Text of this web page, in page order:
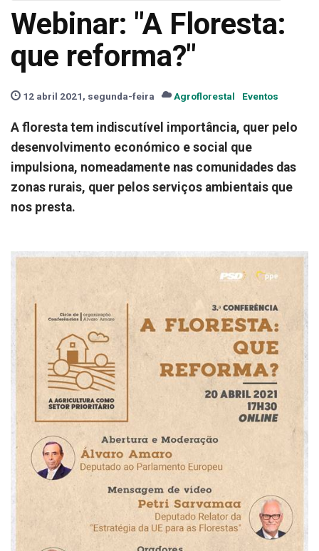
Webinar: "A Floresta:
que reforma?"
12 abril 2021, segunda-feira Agroflorestal Eventos
A floresta tem indiscutível importância, quer pelo
desenvolvimento económico e social que
impulsiona, nomeadamente nas comunidades das
zonas rurais, quer pelos serviços ambientais que
nos presta.